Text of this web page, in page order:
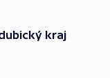
kraj